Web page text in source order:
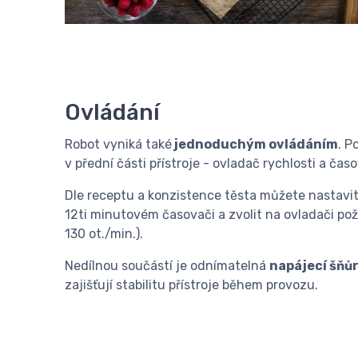
Ovládání
Robot vyniká také jednoduchým ovládáním.
v přední části přístroje - ovladač rychlosti a
Dle receptu a konzistence těsta můžete
12ti minutovém časovači a zvolit na ovladači
130 ot./min.).
Nedílnou součástí je odnímatelná napájecí
zajišťují stabilitu přístroje během provozu.